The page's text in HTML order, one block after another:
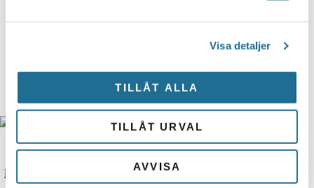
Visa detaljer
TILLÅT ALLA
TILLÅT URVAL
AVVISA
Många kommer till butiken för att köpa skor.